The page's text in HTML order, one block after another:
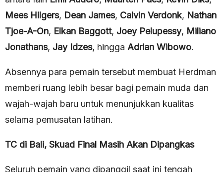
Mees Hilgers, Dean James, Calvin Verdonk, Nathan
Tjoe-A-On, Elkan Baggott, Joey Pelupessy, Miliano
Jonathans, Jay Idzes, hingga Adrian Wibowo.
Absennya para pemain tersebut membuat Herdman
memberi ruang lebih besar bagi pemain muda dan
wajah-wajah baru untuk menunjukkan kualitas
selama pemusatan latihan.
TC di Bali, Skuad Final Masih Akan Dipangkas
Seluruh pemain yang dipanggil saat ini tengah